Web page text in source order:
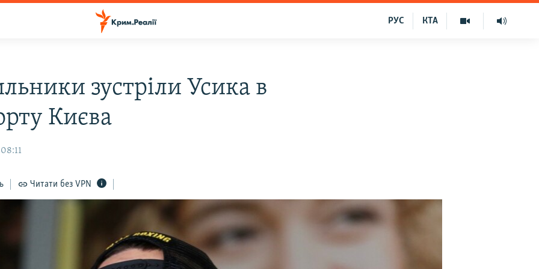
КТА
РУС
зустріли Усика в
Києва
Читати без VPN